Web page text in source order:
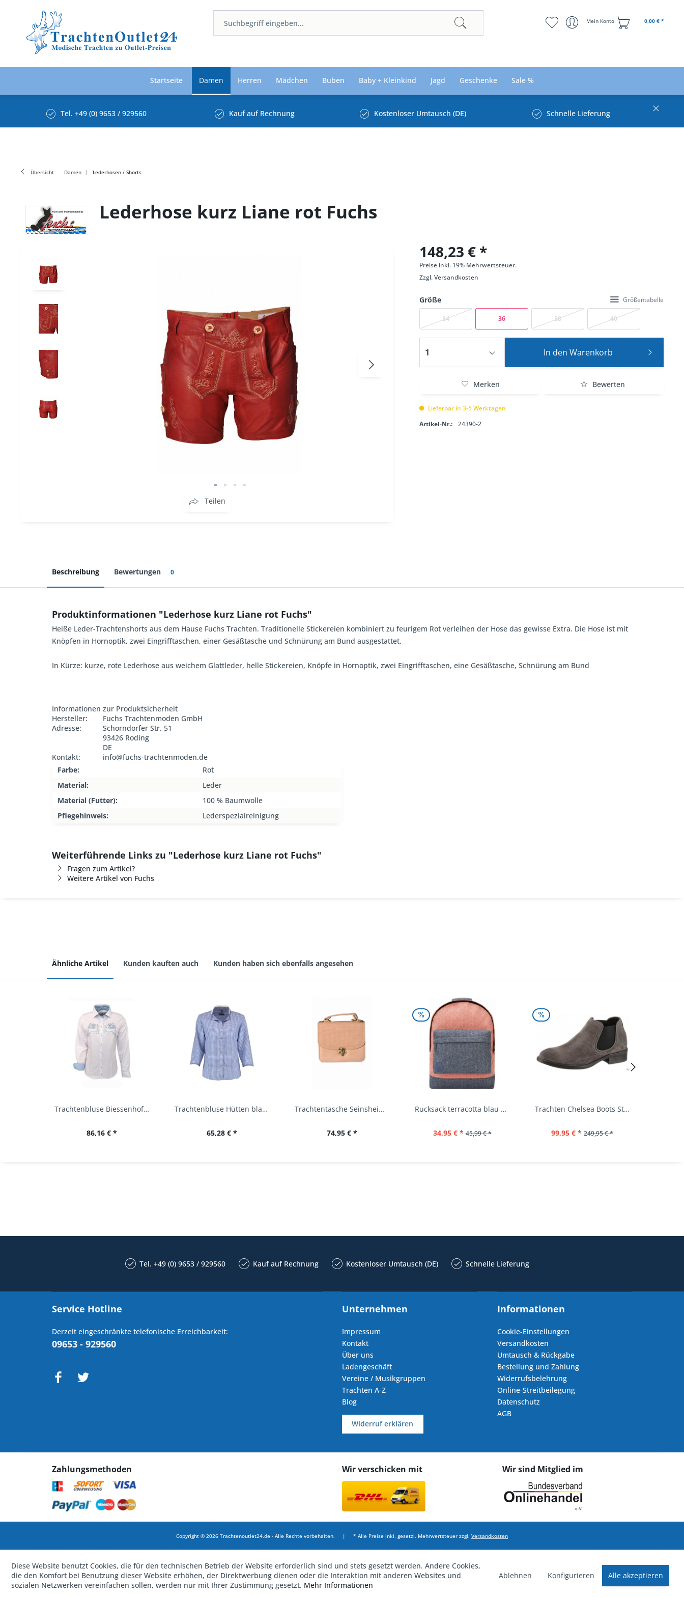
Mein Konto 0,00 € *
Startseite Damen Herren Mädchen Buben Baby + Kleinkind Jagd Geschenke Sale %
Tel. +49 (0) 9653 / 929560 Kauf auf Rechnung Kostenloser Umtausch (DE) Schnelle Lieferung
Übersicht Damen Lederhosen / Shorts
Lederhose kurz Liane rot Fuchs
Teilen
148,23 € *
Preise inkl. 19% Mehrwertsteuer.
Zzgl.Versandkosten
Größe Größentabelle
34 36 38 40
In den Warenkorb
Merken Bewerten
Lieferbar in 3-5 Werktagen
Artikel-Nr.:
24390-2
Beschreibung Bewertungen 0
Produktinformationen "Lederhose kurz Liane rot Fuchs"
Heiße Leder-Trachtenshorts aus dem Hause Fuchs Trachten. Traditionelle Stickereien kombiniert zu feurigem Rot verleihen der Hose das gewisse Extra. Die Hose ist mit
Knöpfen in Hornoptik, zwei Eingrifftaschen, einer Gesäßtasche und Schnürung am Bund ausgestattet.
In Kürze: kurze, rote Lederhose aus weichem Glattleder, helle Stickereien, Knöpfe in Hornoptik, zwei Eingrifftaschen, eine Gesäßtasche, Schnürung am Bund
Informationen zur Produktsicherheit
Hersteller:
Fuchs Trachtenmoden GmbH
Adresse:
Schorndorfer Str. 51
93426 Roding
DE
Kontakt:
info@fuchs-trachtenmoden.de
Farbe:
Rot
Material:
Leder
Material (Futter):
100 % Baumwolle
Pflegehinweis:
Lederspezialreinigung
Weiterführende Links zu "Lederhose kurz Liane rot Fuchs"
Fragen zum Artikel?
Weitere Artikel von Fuchs
Ähnliche Artikel Kunden kauften auch Kunden haben sich ebenfalls angesehen
Trachtenbluse Biessenhofen weiß Langarm OS...
86,16 € *
Trachtenbluse Hütten blau 7/8 Arm OS Trachten
65,28 € *
Trachtentasche Seinsheim lachs rosa Werner...
74,95 € *
Rucksack terracotta blau navy Mi-Pac...
34,95 € * 45,99 € *
Trachten Chelsea Boots Stiefel Fürstenstein...
99,95 € * 249,95 € *
Tel. +49 (0) 9653 / 929560 Kauf auf Rechnung Kostenloser Umtausch (DE) Schnelle Lieferung
Service Hotline
Derzeit eingeschränkte telefonische Erreichbarkeit:
09653 - 929560
Unternehmen
Impressum
Kontakt
Über uns
Ladengeschäft
Vereine / Musikgruppen
Trachten A-Z
Blog
Widerruf erklären
Informationen
Cookie-Einstellungen
Versandkosten
Umtausch & Rückgabe
Bestellung und Zahlung
Widerrufsbelehrung
Online-Streitbeilegung
Datenschutz
AGB
Zahlungsmethoden Wir verschicken mit Wir sind Mitglied im
Copyright © 2026 Trachtenoutlet24.de - Alle Rechte vorbehalten. | * Alle Preise inkl. gesetzl. Mehrwertsteuer zzgl. Versandkosten
Diese Website benutzt Cookies, die für den technischen Betrieb der Website erforderlich sind und stets gesetzt werden. Andere Cookies,
die den Komfort bei Benutzung dieser Website erhöhen, der Direktwerbung dienen oder die Interaktion mit anderen Websites und
sozialen Netzwerken vereinfachen sollen, werden nur mit Ihrer Zustimmung gesetzt. Mehr Informationen
Ablehnen Konfigurieren Alle akzeptieren